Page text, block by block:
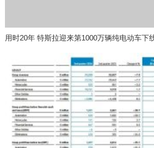
用时20年 特斯拉迎来第1000万辆纯电动车下